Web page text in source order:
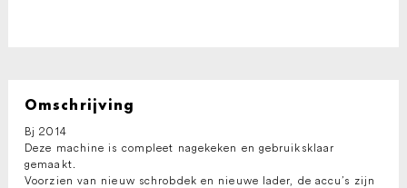
Omschrijving
Bj 2014
Deze machine is compleet nagekeken en gebruiksklaar
gemaakt.
Voorzien van nieuw schrobdek en nieuwe lader, de accu’s zijn